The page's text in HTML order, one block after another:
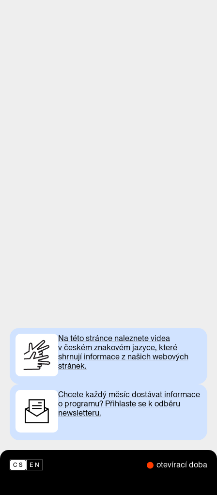
Na této stránce naleznete videa
v českém znakovém jazyce, které
shrnují informace z našich webových
stránek.
Chcete každý měsíc dostávat informace
o programu? Přihlaste se k odběru
newsletteru.
CS EN otevírací doba